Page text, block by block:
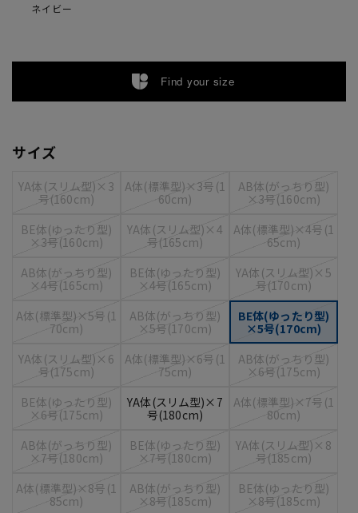
ネイビー
Find your size
サイズ
YA体(スリム型)×3
号(160cm)
A体(標準型)×3号(1
60cm)
AB体(がっちり型)
×3号(160cm)
BE体(ゆったり型)
×3号(160cm)
YA体(スリム型)×4
号(165cm)
A体(標準型)×4号(1
65cm)
AB体(がっちり型)
×4号(165cm)
BE体(ゆったり型)
×4号(165cm)
YA体(スリム型)×5
号(170cm)
A体(標準型)×5号(1
70cm)
AB体(がっちり型)
×5号(170cm)
BE体(ゆったり型)
×5号(170cm)
YA体(スリム型)×6
号(175cm)
A体(標準型)×6号(1
75cm)
AB体(がっちり型)
×6号(175cm)
BE体(ゆったり型)
×6号(175cm)
YA体(スリム型)×7
号(180cm)
A体(標準型)×7号(1
80cm)
AB体(がっちり型)
×7号(180cm)
BE体(ゆったり型)
×7号(180cm)
YA体(スリム型)×8
号(185cm)
A体(標準型)×8号(1
85cm)
AB体(がっちり型)
×8号(185cm)
BE体(ゆったり型)
×8号(185cm)